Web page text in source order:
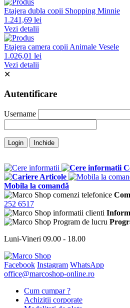
Etajera dubla copii Shopping Minnie
1.241,69 lei
Vezi detalii
Etajera camera copii Animale Vesele
1.026,01 lei
Vezi detalii
✕
Autentificare
Username
Login Inchide
Articole
Mobila la comandă
252 6517
Luni-Vineri 09.00 - 18.00
Facebook Instagram WhatsApp
office@marcoshop-online.ro
Cum cumpar ?
Achizitii corporate